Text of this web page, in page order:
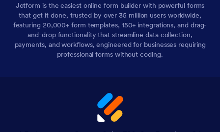
Jotform is the easiest online form builder with powerful forms
that get it done, trusted by over 35 million users worldwide,
featuring 20,000+ form templates, 150+ integrations, and drag-
and-drop functionality that streamline data collection,
payments, and workflows, engineered for businesses requiring
professional forms without coding.